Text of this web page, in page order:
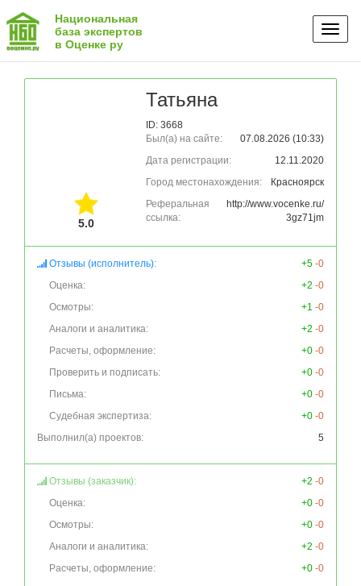
Национальная
база экспертов
в Оценке ру
5.0
Татьяна
ID: 3668
Был(а) на сайте:
07.08.2026 (10:33)
Дата регистрации:
12.11.2020
Город местонахождения:
Красноярск
Реферальная
ссылка:
http://www.vocenke.ru/
3gz71jm
Отзывы (исполнитель): +5 -0
Оценка:
+2 -0
Осмотры:
+1 -0
Аналоги и аналитика:
+2 -0
Расчеты, оформление:
+0 -0
Проверить и подписать:
+0 -0
Письма:
+0 -0
Судебная экспертиза:
+0 -0
Выполнил(а) проектов:
5
Отзывы (заказчик): +2 -0
Оценка:
+0 -0
Осмотры:
+0 -0
Аналоги и аналитика:
+2 -0
Расчеты, оформление:
+0 -0